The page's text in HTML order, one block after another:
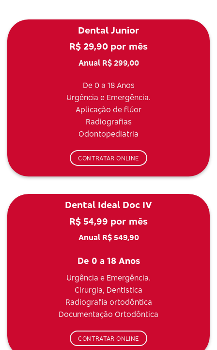
Dental Junior
R$ 29,90 por mês
Anual R$ 299,00
De 0 a 18 Anos
Urgência e Emergência.
Aplicação de flúor
Radiografias
Odontopediatria
CONTRATAR ONLINE
Dental Ideal Doc IV
R$ 54,99 por mês
Anual R$ 549,90
De 0 a 18 Anos
Urgência e Emergência.
Cirurgia, Dentística
Radiografia ortodôntica
Documentação Ortodôntica
CONTRATAR ONLINE